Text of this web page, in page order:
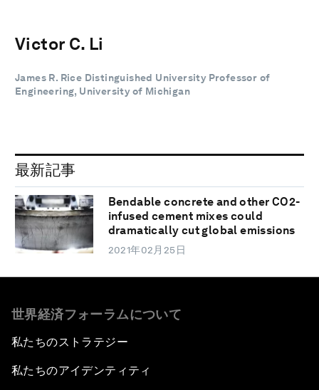
Victor C. Li
James R. Rice Distinguished University Professor of
Engineering, University of Michigan
最新記事
Bendable concrete and other CO2-
infused cement mixes could
dramatically cut global emissions
2021年02月25日
世界経済フォーラムについて
私たちのストラテジー
私たちのアイデンティティ